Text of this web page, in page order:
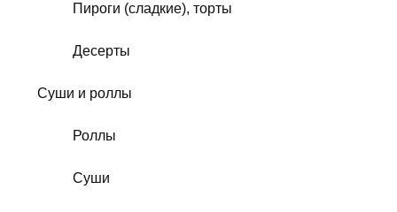
Пироги (сладкие), торты
Десерты
Суши и роллы
Роллы
Суши